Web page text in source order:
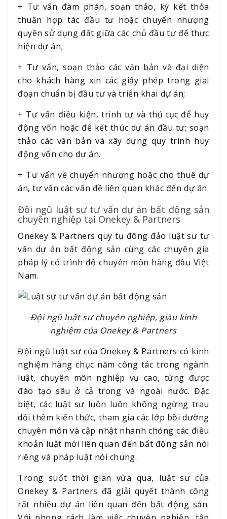
+ Tư vấn đàm phán, soạn thảo, ký kết thỏa
thuận hợp tác đầu tư hoặc chuyển nhượng
quyền sử dụng đất giữa các chủ đầu tư để thực
hiện dự án;
+ Tư vấn, soạn thảo các văn bản và đại diện
cho khách hàng xin các giấy phép trong giai
đoạn chuẩn bị đầu tư và triển khai dự án;
+ Tư vấn điều kiện, trình tự và thủ tục để huy
động vốn hoặc để kết thúc dự án đầu tư; soạn
thảo các văn bản và xây dựng quy trình huy
động vốn cho dự án.
+ Tư vấn về chuyển nhượng hoặc cho thuê dự
án, tư vấn các vấn đề liên quan khác đến dự án.
Đội ngũ luật sư tư vấn dự án bất động sản
chuyên nghiệp tại Onekey & Partners
Onekey & Partners quy tụ đông đảo luật sư tư
vấn dự án bất động sản cùng các chuyên gia
pháp lý có trình độ chuyên môn hàng đầu Việt
Nam.
Đội ngũ luật sư chuyên nghiệp, giàu kinh
nghiệm của Onekey & Partners
Đội ngũ luật sư của Onekey & Partners có kinh
nghiệm hàng chục năm công tác trong ngành
luật, chuyên môn nghiệp vụ cao, từng được
đào tạo sâu ở cả trong và ngoài nước. Đặc
biệt, các luật sư luôn luôn không ngừng trau
dồi thêm kiến thức, tham gia các lớp bồi dưỡng
chuyên môn và cập nhật nhanh chóng các điều
khoản luật mới liên quan đến bất động sản nói
riêng và pháp luật nói chung.
Trong suốt thời gian vừa qua, luật sư của
Onekey & Partners đã giải quyết thành công
rất nhiều dự án liên quan đến bất động sản.